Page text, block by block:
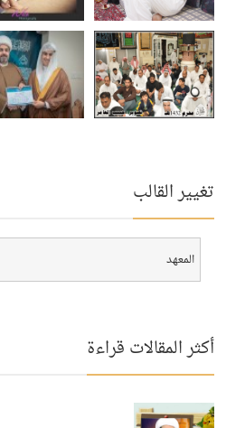
تغيير القالب
أكثر المقالات قراءة